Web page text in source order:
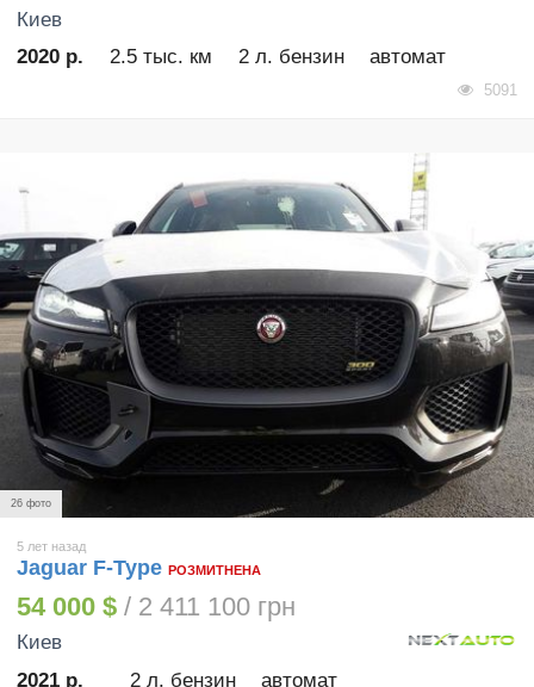
Киев
2020 р.
2.5 тыс. км 2 л. бензин автомат
5091
26 фото
5 лет назад
Jaguar F-Type РОЗМИТНЕНА
54 000 $ / 2 411 100 грн
Киев
2021 р.
2 л. бензин автомат